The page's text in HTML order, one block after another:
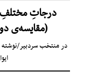
درجاتِ
(مقایسه‌ی
درمنتخب سردبیر/نوشته